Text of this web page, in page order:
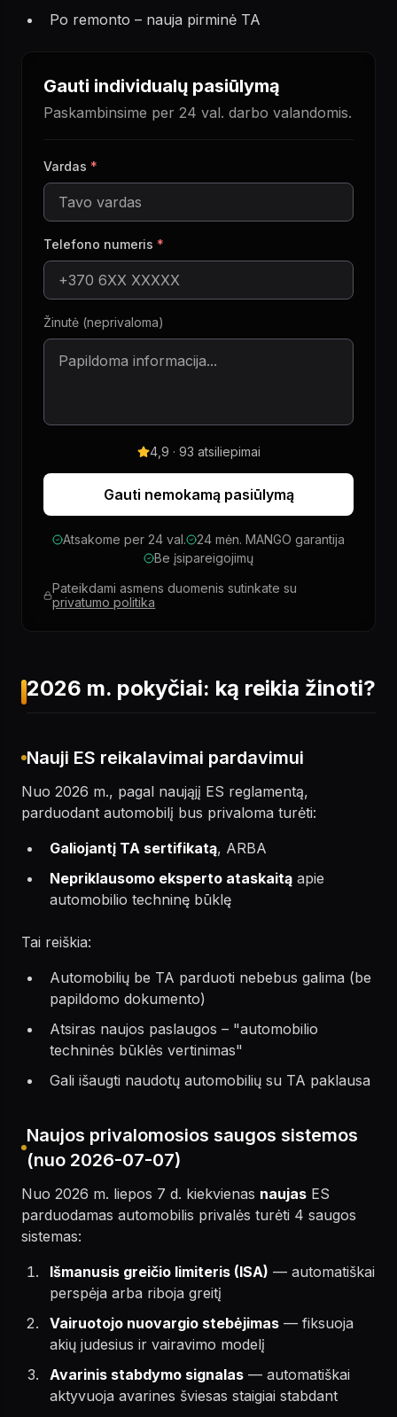
Po remonto – nauja pirminė TA
Gauti individualų pasiūlymą
Paskambinsime per 24 val. darbo valandomis.
Vardas *
Telefono numeris *
Žinutė (neprivaloma)
4,9 · 93 atsiliepimai
Gauti nemokamą pasiūlymą
Atsakome per 24 val.
24 mėn. MANGO garantija
Be įsipareigojimų
Pateikdami asmens duomenis sutinkate su
privatumo politika
2026 m. pokyčiai: ką reikia žinoti?
Nauji ES reikalavimai pardavimui
Nuo 2026 m., pagal naująjį ES reglamentą,
parduodant automobilį bus privaloma turėti:
Galiojantį TA sertifikatą, ARBA
Nepriklausomo eksperto ataskaitą apie
automobilio techninę būklę
Tai reiškia:
Automobilių be TA parduoti nebebus galima (be
papildomo dokumento)
Atsiras naujos paslaugos – "automobilio
techninės būklės vertinimas"
Gali išaugti naudotų automobilių su TA paklausa
Naujos privalomosios saugos sistemos
(nuo 2026-07-07)
Nuo 2026 m. liepos 7 d. kiekvienas naujas ES
parduodamas automobilis privalės turėti 4 saugos
sistemas:
Išmanusis greičio limiteris (ISA) — automatiškai
perspėja arba riboja greitį
Vairuotojo nuovargio stebėjimas — fiksuoja
akių judesius ir vairavimo modelį
Avarinis stabdymo signalas — automatiškai
aktyvuoja avarines šviesas staigiai stabdant